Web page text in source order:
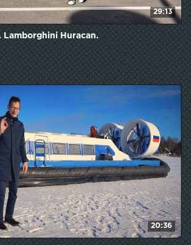
29:13
Lamborghini Huracan.
20:36